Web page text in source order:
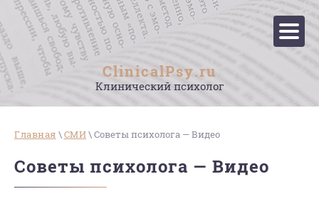
ClinicalPsy.ru
Клинический психолог
Главная \СМИ\ Советы психолога — Видео
Советы психолога — Видео